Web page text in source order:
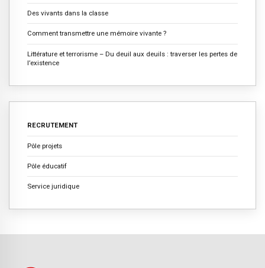
Des vivants dans la classe
Comment transmettre une mémoire vivante ?
Littérature et terrorisme – Du deuil aux deuils : traverser les pertes de
l’existence
RECRUTEMENT
Pôle projets
Pôle éducatif
Service juridique